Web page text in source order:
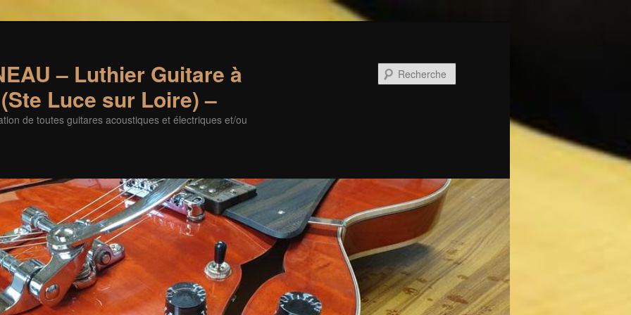
– Luthier Guitare à
Luce sur Loire) –
de toutes guitares acoustiques et électriques et/ou